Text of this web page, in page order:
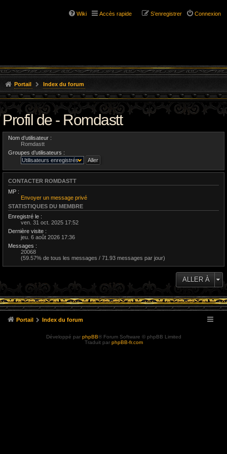
Wiki Accès rapide Connexion
S’enregistrer
Portail Index du forum
Profil de - Romdastt
Nom d’utilisateur :
Romdastt
Groupes d’utilisateurs :
CONTACTER ROMDASTT
MP :
Envoyer un message privé
STATISTIQUES DU MEMBRE
Enregistré le :
ven. 31 oct. 2025 17:52
Dernière visite :
jeu. 6 août 2026 17:36
Messages :
20068
(59.57% de tous les messages / 71.93 messages par jour)
ALLER À
Portail Index du forum
Développé par phpBB® Forum Software © phpBB Limited
Traduit par phpBB-fr.com